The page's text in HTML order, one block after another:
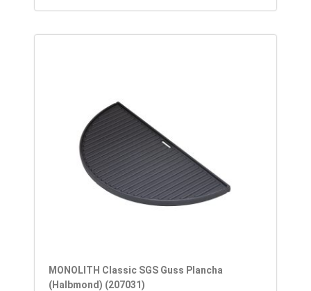
MONOLITH Classic SGS Guss Plancha
(Halbmond) (207031)